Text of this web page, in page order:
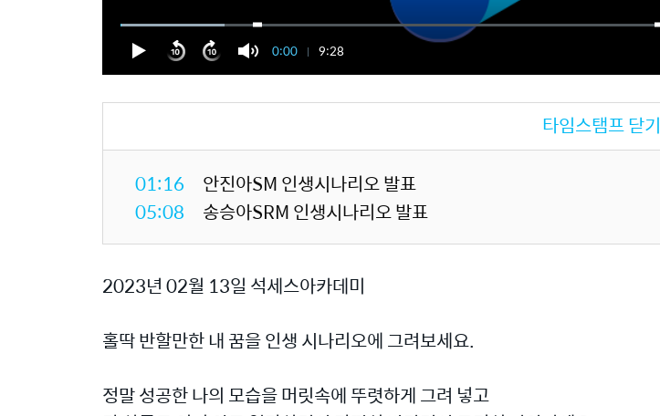
0:00 9:28
타임스탬프 닫기
01:16
안진아SM 인생시나리오 발표
05:08
송승아SRM 인생시나리오 발표
2023년 02월 13일 석세스아카데미
홀딱 반할만한 내 꿈을 인생 시나리오에 그려보세요.
정말 성공한 나의 모습을 머릿속에 뚜렷하게 그려 넣고